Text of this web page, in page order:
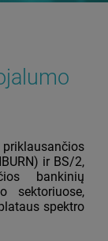
ir BS/2,
bankinių
sektoriuose,
spektro